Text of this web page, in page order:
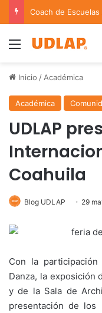
Menu
Inicio / Académica
Académica
UDLAP
Coahuila
Blog UDLAP 29
Con la
Danza, la exposición
y de la Sala de
presentación de los